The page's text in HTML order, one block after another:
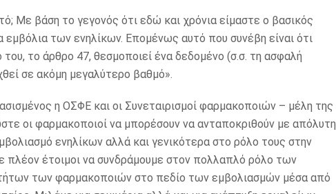
Με βάση το γεγονός ότι εδώ και χρόνια είμαστε ο βασικός
των ενηλίκων. Επομένως αυτό που συνέβη είναι ότι
το άρθρο 47, θεσμοποιεί ένα δεδομένο (σ.σ. τη ασφαλή
σε ακόμη μεγαλύτερο βαθμό».
η ΟΣΦΕ και οι Συνεταιρισμοί φαρμακοποιών – μέλη της
οι φαρμακοποιοί να μπορέσουν να ανταποκριθούν με απόλυτη
ενηλίκων αλλά και γενικότερα στο ρόλο τους στην
πλέον έτοιμοι να συνδράμουμε στον πολλαπλό ρόλο των
των φαρμακοποιών στο πεδίο των εμβολιασμών μέσα από